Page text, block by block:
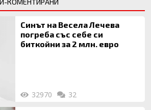
Синът на Весела Лечева
погреба със себе си
биткойни за 2 млн. евро
32970 32